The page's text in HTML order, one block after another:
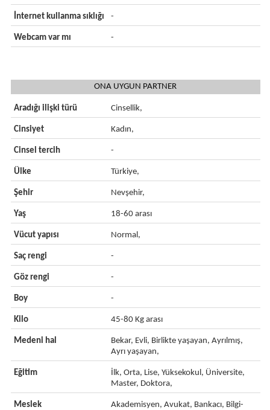
İnternet kullanma sıklığı -
Webcam var mı -
ONA UYGUN PARTNER
Aradığı ilişki türü Cinsellik,
Cinsiyet Kadın,
Cinsel tercih -
Ülke Türkiye,
Şehir Nevşehir,
Yaş 18-60 arası
Vücut yapısı Normal,
Saç rengi -
Göz rengi -
Boy -
Kilo 45-80 Kg arası
Medeni hal
Bekar, Evli, Birlikte yaşayan, Ayrılmış,
Ayrı yaşayan,
Eğitim
İlk, Orta, Lise, Yüksekokul, Üniversite,
Master, Doktora,
Meslek
Akademisyen, Avukat, Bankacı, Bilgi-